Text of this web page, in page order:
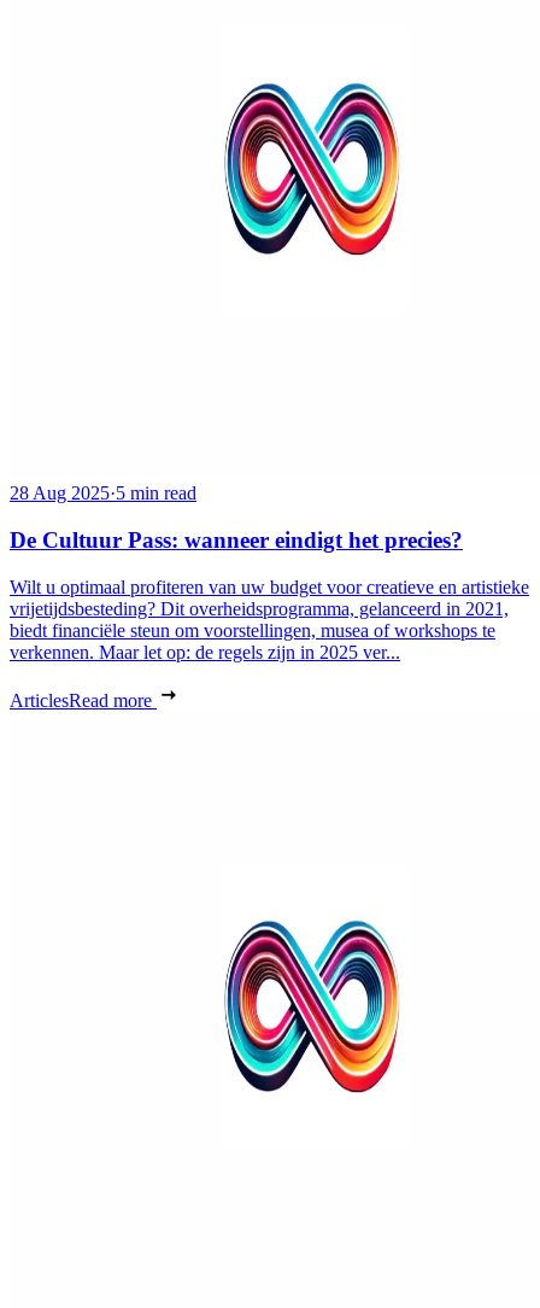
28 Aug 2025·5 min read
De Cultuur Pass: wanneer eindigt het precies?
Wilt u optimaal profiteren van uw budget voor creatieve en artistieke
vrijetijdsbesteding? Dit overheidsprogramma, gelanceerd in 2021,
biedt financiële steun om voorstellingen, musea of workshops te
verkennen. Maar let op: de regels zijn in 2025 ver...
ArticlesRead more